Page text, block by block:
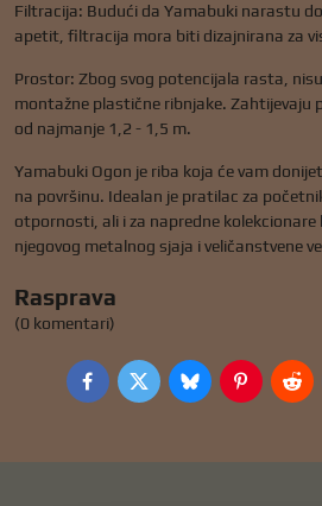
Filtracija: Budući da Yamabuki narastu
apetit, filtracija mora biti dizajnirana za
Prostor: Zbog svog potencijala rasta,
montažne plastične ribnjake. Zahtijevaju
od najmanje 1,2 - 1,5 m.
Yamabuki Ogon je riba koja će vam
na površinu. Idealan je pratilac za
otpornosti, ali i za napredne
njegovog metalnog sjaja i veličanstvene
Rasprava
(0 komentari)
FacebookTwitterBlueskyPinterest